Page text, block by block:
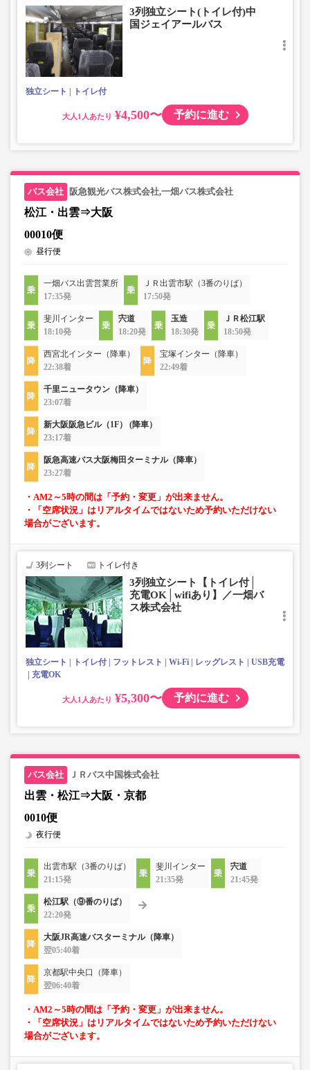
3列独立シート(トイレ付)中
国ジェイアールバス
独立シート トイレ付
大人 ¥4,500〜 予約に進む
阪急観光バス株式会社,一畑バス株式会社
松江・出雲⇒大阪
00010便
昼行便
一畑バス出雲営業所
17:35発
ＪＲ出雲市駅（3番のりば）
17:50発
斐川インター
18:10発
宍道
18:20発
玉造
18:30発
ＪＲ松江駅
18:50発
西宮北インター（降車）
22:38着
宝塚インター（降車）
22:49着
千里ニュータウン（降車）
23:07着
新大阪阪急ビル（1F） (降車）
23:17着
阪急高速バス大阪梅田ターミナル（降車）
23:27着
・AM2～5時の間は「予約・変更」が出来ません。
・「空席状況」はリアルタイムではないため予約いただけない
場合がございます。
3列シート トイレ付き
3列独立シート【トイレ付│
充電OK│wifiあり】／一畑バ
ス株式会社
独立シート トイレ付 フットレスト Wi-Fi レッグレスト
USB充電
充電OK
大人 ¥5,300〜 予約に進む
ＪＲバス中国株式会社
出雲・松江⇒大阪・京都
0010便
夜行便
出雲市駅（3番のりば）
21:15発
斐川インター
21:35発
宍道
21:45発
松江駅（⑨番のりば）
22:20発
大阪JR高速バスターミナル（降車）
翌05:40着
京都駅中央口（降車）
翌06:40着
・AM2～5時の間は「予約・変更」が出来ません。
・「空席状況」はリアルタイムではないため予約いただけない
場合がございます。